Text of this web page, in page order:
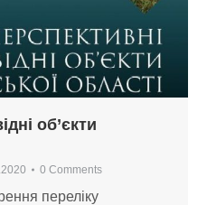
об’єкти
0 Comments
переліку